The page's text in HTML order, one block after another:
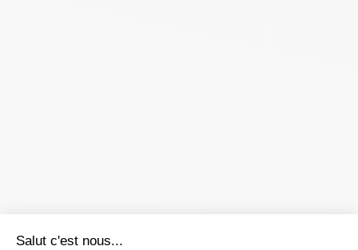
Salut c'est nous...